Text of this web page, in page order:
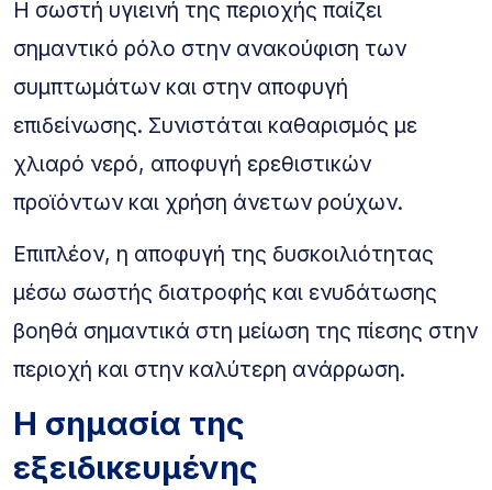
Η σωστή υγιεινή της περιοχής παίζει
σημαντικό ρόλο στην ανακούφιση των
συμπτωμάτων και στην αποφυγή
επιδείνωσης. Συνιστάται καθαρισμός με
χλιαρό νερό, αποφυγή ερεθιστικών
προϊόντων και χρήση άνετων ρούχων.
Επιπλέον, η αποφυγή της δυσκοιλιότητας
μέσω σωστής διατροφής και ενυδάτωσης
βοηθά σημαντικά στη μείωση της πίεσης στην
περιοχή και στην καλύτερη ανάρρωση.
Η σημασία της
εξειδικευμένης